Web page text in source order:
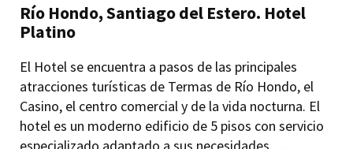
Río Hondo, Santiago del Estero. Hotel
Platino
El Hotel se encuentra a pasos de las principales
atracciones turísticas de Termas de Río Hondo, el
Casino, el centro comercial y de la vida nocturna. El
hotel es un moderno edificio de 5 pisos con servicio
especializado adaptado a sus necesidades. ...